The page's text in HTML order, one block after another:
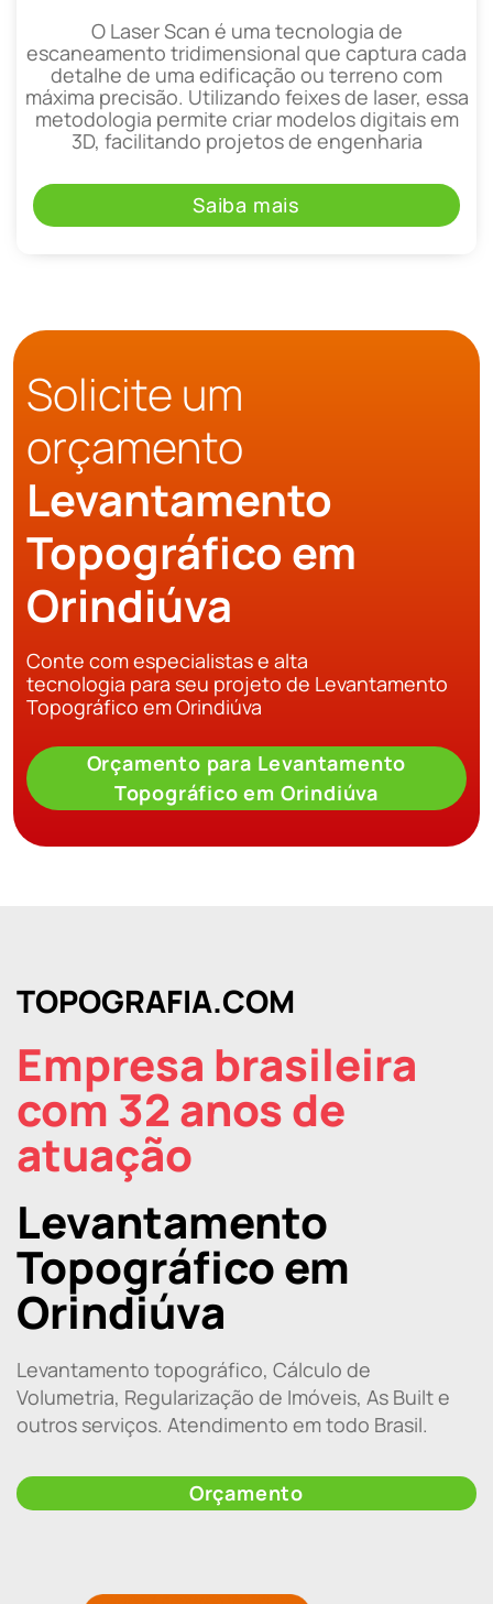
O Laser Scan é uma tecnologia de
escaneamento tridimensional que captura cada
detalhe de uma edificação ou terreno com
máxima precisão. Utilizando feixes de laser, essa
metodologia permite criar modelos digitais em
3D, facilitando projetos de engenharia
Saiba mais
Solicite um
orçamento
Levantamento
Topográfico em
Orindiúva
Conte com especialistas e alta
tecnologia para seu projeto de Levantamento
Topográfico em Orindiúva
Orçamento para Levantamento
Topográfico em Orindiúva
TOPOGRAFIA.COM
Empresa brasileira
com 32 anos de
atuação
Levantamento
Topográfico em
Orindiúva
Levantamento topográfico, Cálculo de
Volumetria, Regularização de Imóveis, As Built e
outros serviços. Atendimento em todo Brasil.
Orçamento